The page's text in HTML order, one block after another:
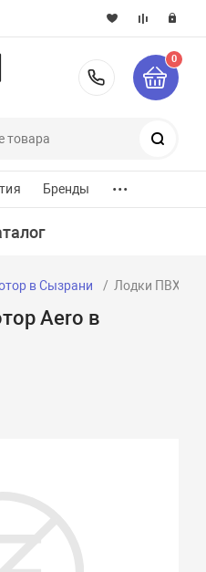
8-800-
0
Бренды ...
в Сызрани Лодки ПВХ
Aero в